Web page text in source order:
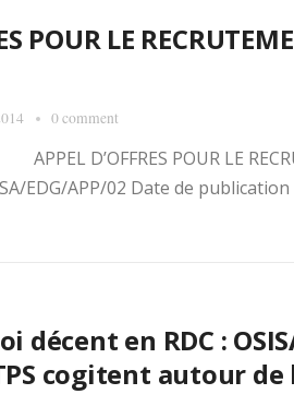
POUR LE
0 comment
D’OFFRES POUR LE
EDG/APP/02 Date de
décent en RDC :
cogitent autour